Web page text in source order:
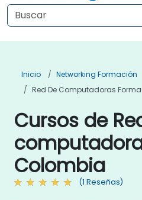
Inicio
Networking Formación
Red De Computadoras
Cursos de
Colombia
(1 Reseñas)